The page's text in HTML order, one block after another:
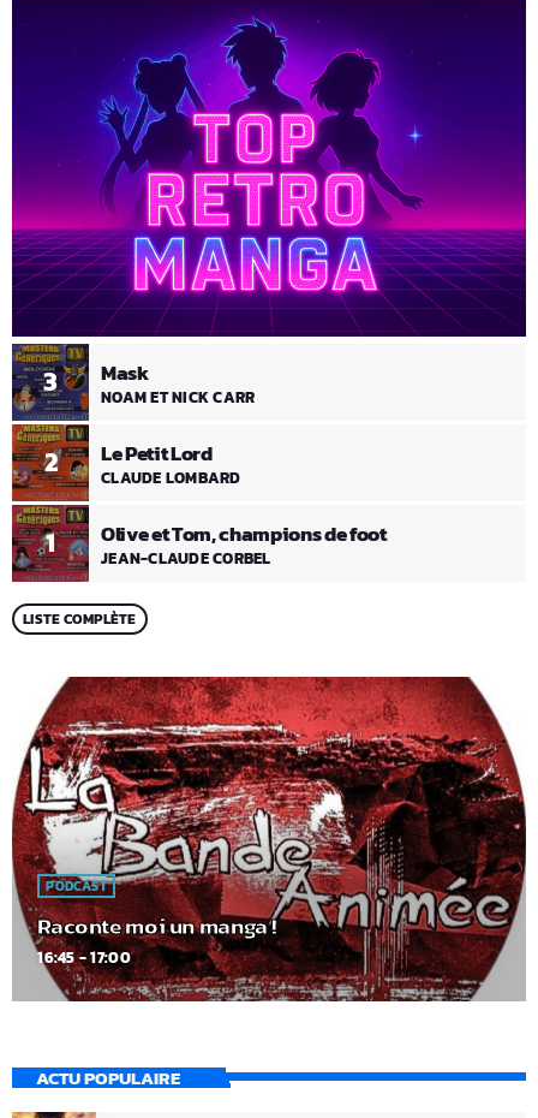
1 Olive et Tom, champions de foot
JEAN-CLAUDE CORBEL
2 Le Petit Lord
CLAUDE LOMBARD
3 Mask
NOAM ET NICK CARR
LISTE COMPLÈTE
PODCAST
Raconte moi un manga !
16:45 - 17:00
ACTU POPULAIRE